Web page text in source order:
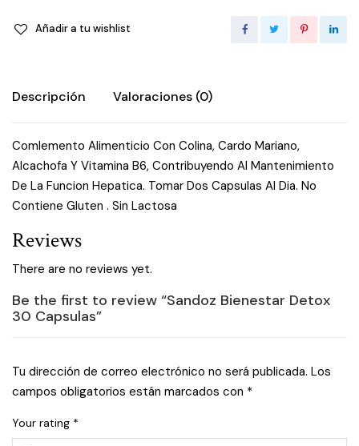
Añadir a tu wishlist
Descripción Valoraciones (0)
Comlemento Alimenticio Con Colina, Cardo Mariano,
Alcachofa Y Vitamina B6, Contribuyendo Al Mantenimiento
De La Funcion Hepatica. Tomar Dos Capsulas Al Dia. No
Contiene Gluten . Sin Lactosa
Reviews
There are no reviews yet.
Be the first to review “Sandoz Bienestar Detox
30 Capsulas”
Tu dirección de correo electrónico no será publicada. Los
campos obligatorios están marcados con *
Your rating *